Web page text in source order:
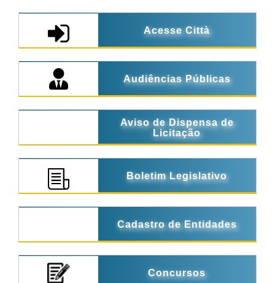
Acesse Città
Audiências Públicas
Aviso de Dispensa de
Licitação
Boletim Legislativo
Cadastro de Entidades
Concursos